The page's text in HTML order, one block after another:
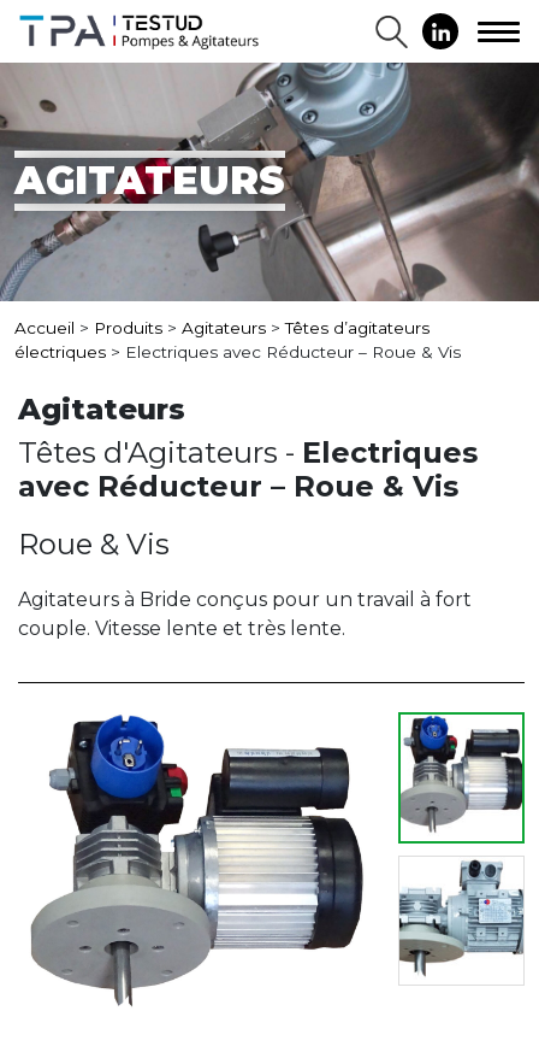
AGITATEURS
Accueil > Produits > Agitateurs >Têtes d’agitateurs
électriques > Electriques avec Réducteur – Roue & Vis
Agitateurs
Têtes d'Agitateurs - Electriques
avec Réducteur – Roue & Vis
Roue & Vis
Agitateurs à Bride conçus pour un travail à fort
couple. Vitesse lente et très lente.